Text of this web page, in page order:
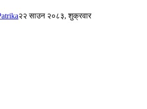
२२ साउन २०८३, शुक्रवार